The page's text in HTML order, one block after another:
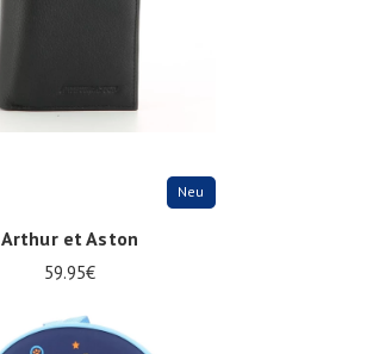
Neu
Arthur et Aston
59.95€